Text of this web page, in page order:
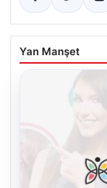
Yan Manşet